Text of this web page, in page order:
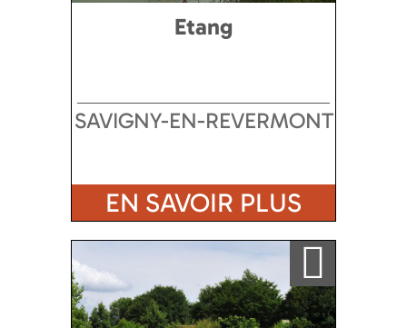
Etang
SAVIGNY-EN-REVERMONT
EN SAVOIR PLUS
Ajouter a ma sélection